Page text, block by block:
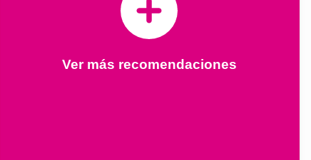
Ver más recomendaciones